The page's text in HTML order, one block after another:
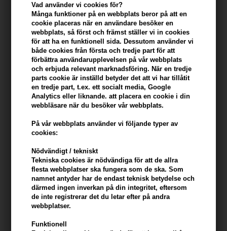
Vad använder vi cookies för?
Många funktioner på en webbplats beror på att en
cookie placeras när en användare besöker en
webbplats, så först och främst ställer vi in ​​cookies
för att ha en funktionell sida. Dessutom använder vi
både cookies från första och tredje part för att
förbättra användarupplevelsen på vår webbplats
och erbjuda relevant marknadsföring. När en tredje
parts cookie är inställd betyder det att vi har tillåtit
en tredje part, t.ex. ett socialt media, Google
Analytics eller liknande. att placera en cookie i din
webbläsare när du besöker vår webbplats.
På vår webbplats använder vi följande typer av
cookies:
Nödvändigt / tekniskt
Tekniska cookies är nödvändiga för att de allra
flesta webbplatser ska fungera som de ska. Som
namnet antyder har de endast teknisk betydelse och
därmed ingen inverkan på din integritet, eftersom
de inte registrerar det du letar efter på andra
webbplatser.
Funktionell
I lager- Leveranstid: 2-3 arbetsdagar
Du tjänar 6 Bonuskronor på köp av denna artikel -Visa mitt
konto
KÖP FÖR YTTERLIGARE 499,00 SEK OCH FÅ FRI FRAKT
Beskrivning Recensioner Tillverkare
Osmo Resin™ Extreme Glue är ett effektivt hartsstylinglim som ger
Extreme Glue ger extremt långvarig kontroll för även de mest
upprörande stilar.
Användning av produkten
- Applicera i torrt hår för en våt effekt med fast kontroll
- Eller applicera i blött hår och föna för att skapa önskad konsistens